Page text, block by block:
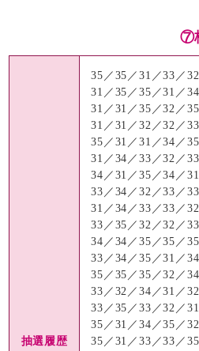
⑦
抽選履歴
35／35／31／33／
31／35／35／31／
31／31／35／32／
31／31／32／32／
35／31／31／34／
31／34／33／32／
34／31／35／34／
33／34／32／33／
31／34／33／33／
33／35／32／32／
34／34／35／35／
33／34／35／31／
35／35／35／32／
33／32／34／31／
33／35／33／32／
35／31／34／35／
35／31／33／33／